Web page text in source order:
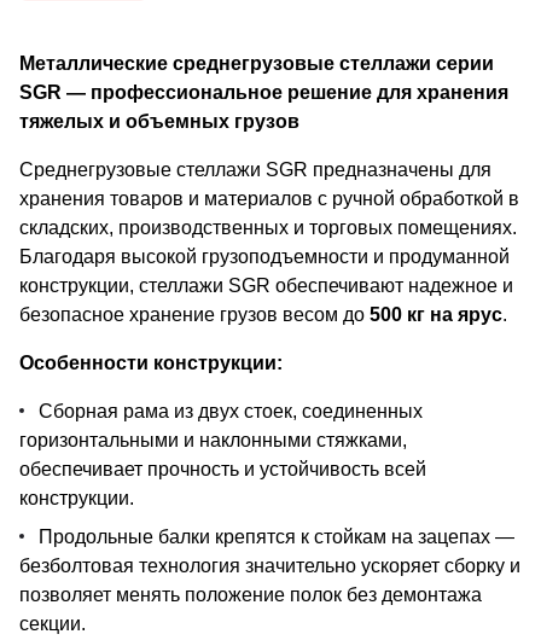
Металлические среднегрузовые стеллажи серии
SGR — профессиональное решение для хранения
тяжелых и объемных грузов
Среднегрузовые стеллажи SGR предназначены для
хранения товаров и материалов с ручной обработкой в
складских, производственных и торговых помещениях.
Благодаря высокой грузоподъемности и продуманной
конструкции, стеллажи SGR обеспечивают надежное и
безопасное хранение грузов весом до 500 кг на ярус.
Особенности конструкции:
Сборная рама из двух стоек, соединенных
горизонтальными и наклонными стяжками,
обеспечивает прочность и устойчивость всей
конструкции.
Продольные балки крепятся к стойкам на зацепах —
безболтовая технология значительно ускоряет сборку и
позволяет менять положение полок без демонтажа
секции.